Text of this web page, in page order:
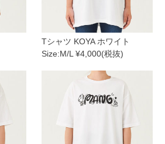
Tシャツ KOYA ホワイト
Size:M/L ¥4,000(税抜)